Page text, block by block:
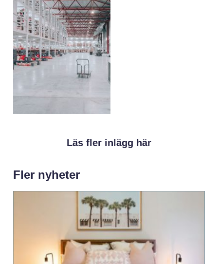
Läs fler inlägg här
Fler nyheter